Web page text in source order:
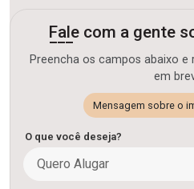
Fale com a gente
Preencha os campos abaixo
em
Mensagem sobre o
O que você deseja?
Quero Alugar